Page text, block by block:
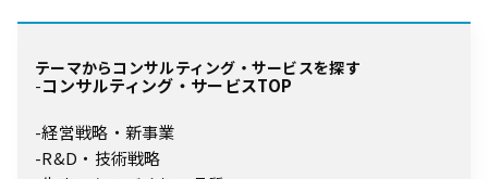
テーマからコンサルティング・サービスを探す
コンサルティング・サービスTOP
経営戦略・新事業
R&D・技術戦略